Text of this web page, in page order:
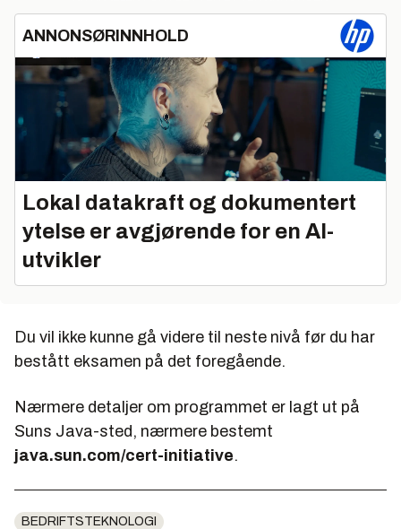
ANNONSØRINNHOLD
Lokal datakraft og dokumentert
ytelse er avgjørende for en AI-
utvikler
Du vil ikke kunne gå videre til neste nivå før du har
bestått eksamen på det foregående.
Nærmere detaljer om programmet er lagt ut på
Suns Java-sted, nærmere bestemt
java.sun.com/cert-initiative.
BEDRIFTSTEKNOLOGI